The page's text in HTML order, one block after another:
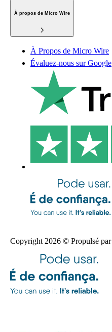
À propos de Micro Wire
À Propos de Micro Wire
Évaluez-nous sur Google
Copyright 2026 © Propulsé par